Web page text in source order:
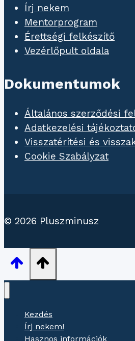
Írj nekem
Mentorprogram
Érettségi felkészítő
Vezérlőpult oldala
Dokumentumok
Általános szerződési
Adatkezelési
Visszatérítési és
Cookie Szabályzat
© 2026 Pluszminusz
Kezdés
Írj nekem!
Hasznos információk